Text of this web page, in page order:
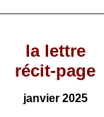
la lettre
récit-page
janvier 2025